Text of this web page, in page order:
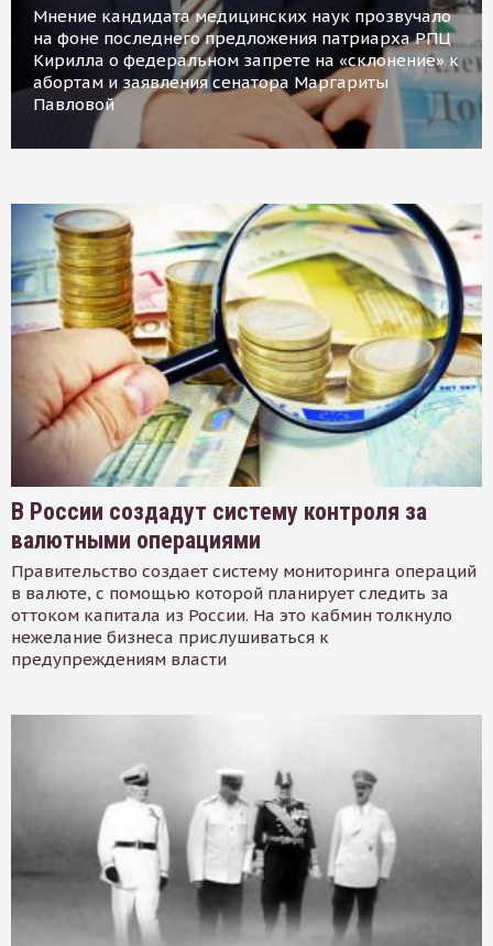
Мнение кандидата медицинских наук прозвучало
на фоне последнего предложения патриарха РПЦ
Кирилла о федеральном запрете на «склонение» к
абортам и заявления сенатора Маргариты
Павловой
В России создадут систему контроля за
валютными операциями
Правительство создает систему мониторинга операций
в валюте, с помощью которой планирует следить за
оттоком капитала из России. На это кабмин толкнуло
нежелание бизнеса прислушиваться к
предупреждениям власти